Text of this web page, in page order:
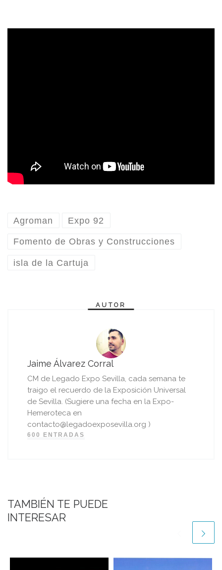
Agroman Expo 92
Fomento de Obras y Construcciones
isla de la Cartuja
AUTOR
Jaime Álvarez Corral
CM de Legado Expo Sevilla, cada semana te
traigo el recuerdo de la Exposición Universal
de Sevilla. (Sugiere una fecha en la Expo-
Hemeroteca en
contacto@legadoexposevilla.org )
600 ENTRADAS
TAMBIÉN TE PUEDE
INTERESAR